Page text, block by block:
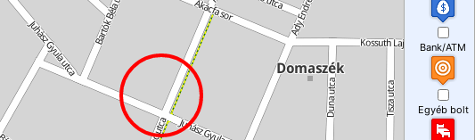
Bank/ATM
Egyéb bolt